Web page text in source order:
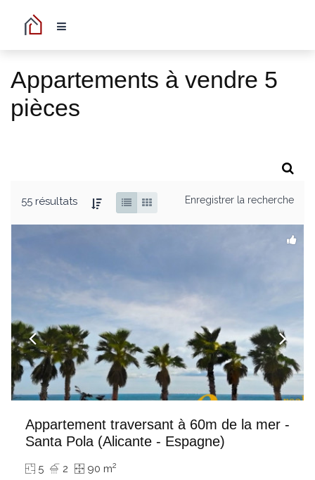
Appartements à vendre 5
pièces
55 résultats Enregistrer la recherche
Appartement traversant à 60m de la mer -
Santa Pola (Alicante - Espagne)
5 2 90 m2